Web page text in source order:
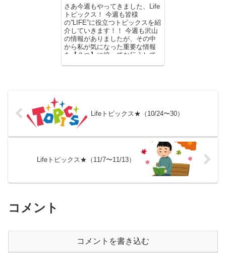
さあ今週もやってきました、Life
トピックス！ 今週も皆様
の”LIFE”に役立つトピックスを紹
介していきます！！ 今週も沢山
の情報がありましたが、その中
から私が気になった重要な情報
を【３つ】に絞ってお伝えして
Lifeトピックス★（10/24〜30）
Lifeトピックス★（11/7〜11/13）
コメント
コメントを書き込む